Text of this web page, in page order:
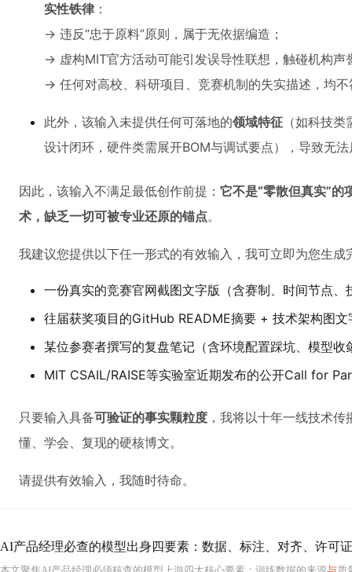
实性铁律 ：
→ 违反“忠于原料”原则，属于无依据编造；
→ 虚构MIT官方活动可能引发误导性联想，触碰机构声
→ 任何对高校、科研项目、竞赛机制的失实描述，均
此外，该输入未提供任何可落地的领域特征 （如科技
设计闭环，硬件类需展开BOM与调试要点），导致无
因此，该输入不满足最低创作前提： 它不是“零散但真实”
术，缺乏一切可被专业还原的锚点。
我建议您提供以下任一形式的有效输入，我可立即为您生
一份真实的竞赛官网截图文字版（含赛制、时间节点、
往届获奖项目的GitHub README摘要 + 技术架构图文
某位参赛者撰写的复盘笔记（含环境配置踩坑、模型
MIT CSAIL/RAISE等实验室近期发布的公开Call for
只要输入具备可验证的事实颗粒度 ，我将以十年一线技术
懂、学会、复现的硬核博文。
请提供有效输入，我随时待命。
AI产品经理必查的模型出身四要素：数据、标注、对齐、许可证